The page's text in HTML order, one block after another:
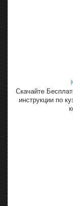
Скачайте
инструкции по